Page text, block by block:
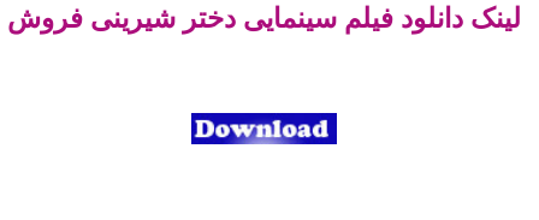
لینک دانلود فیلم سینمایی دختر شیرینی فروش